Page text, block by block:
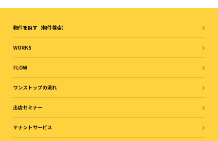
物件を探す（物件検索）
WORKS
FLOW
ワンストップの流れ
出店セミナー
テナントサービス